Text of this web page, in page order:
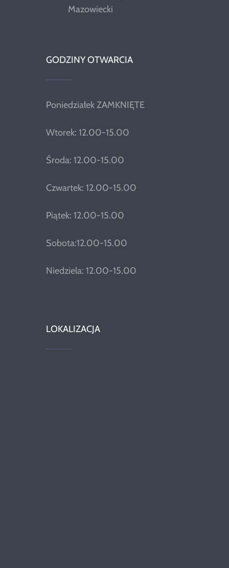
Mazowiecki
GODZINY OTWARCIA
Poniedziałek ZAMKNIĘTE
Wtorek: 12.00-15.00
Środa: 12.00-15.00
Czwartek: 12.00-15.00
Piątek: 12.00-15.00
Sobota:12.00-15.00
Niedziela: 12.00-15.00
LOKALIZACJA